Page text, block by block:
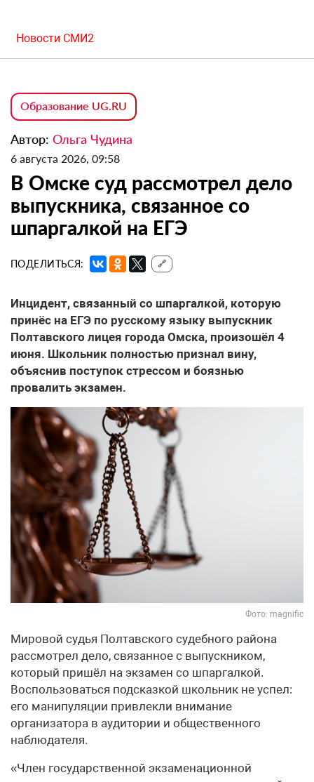
Новости СМИ2
Образование UG.RU
Автор: Ольга Чудина
6 августа 2026, 09:58
В Омске суд рассмотрел дело
выпускника, связанное со
шпаргалкой на ЕГЭ
ПОДЕЛИТЬСЯ: 🔗
Инцидент, связанный со шпаргалкой, которую
принёс на ЕГЭ по русскому языку выпускник
Полтавского лицея города Омска, произошёл 4
июня. Школьник полностью признал вину,
объяснив поступок стрессом и боязнью
провалить экзамен.
Фото: magnific
Мировой судья Полтавского судебного района
рассмотрел дело, связанное с выпускником,
который пришёл на экзамен со шпаргалкой.
Воспользоваться подсказкой школьник не успел:
его манипуляции привлекли внимание
организатора в аудитории и общественного
наблюдателя.
«Член государственной экзаменационной